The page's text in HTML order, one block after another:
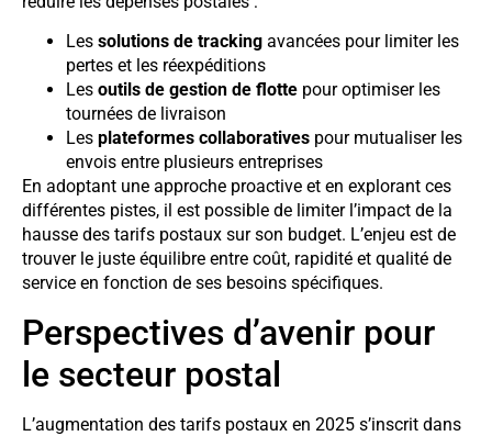
Les solutions de tracking avancées pour limiter les
pertes et les réexpéditions
Les outils de gestion de flotte pour optimiser les
tournées de livraison
Les plateformes collaboratives pour mutualiser les
envois entre plusieurs entreprises
En adoptant une approche proactive et en explorant ces
différentes pistes, il est possible de limiter l’impact de la
hausse des tarifs postaux sur son budget. L’enjeu est de
trouver le juste équilibre entre coût, rapidité et qualité de
service en fonction de ses besoins spécifiques.
Perspectives d’avenir pour
le secteur postal
L’augmentation des tarifs postaux en 2025 s’inscrit dans